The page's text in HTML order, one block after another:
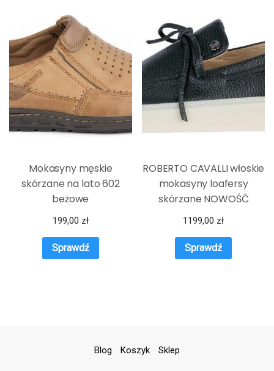
Mokasyny męskie
skórzane na lato 602
beżowe
199,00 zł
Sprawdź
ROBERTO CAVALLI włoskie
mokasyny loafersy
skórzane NOWOŚĆ
1199,00 zł
Sprawdź
Blog Koszyk Sklep